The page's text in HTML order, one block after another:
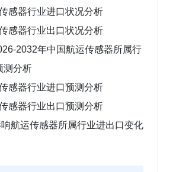
传感器行业进口状况分析
感器行业出口状况分析
2032年中国航运传感器所属行
测分析
感器行业进口预测分析
感器行业出口预测分析
航运传感器所属行业进出口变化